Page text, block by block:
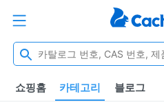
쇼핑홈 카테고리 블로그